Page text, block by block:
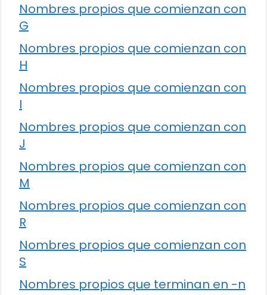
Nombres propios que comienzan con
G
Nombres propios que comienzan con
H
Nombres propios que comienzan con
I
Nombres propios que comienzan con
J
Nombres propios que comienzan con
M
Nombres propios que comienzan con
R
Nombres propios que comienzan con
S
Nombres propios que terminan en -n